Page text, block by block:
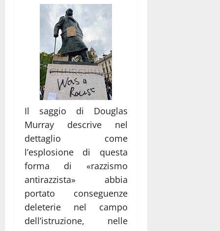
Il saggio di Douglas
Murray descrive nel
dettaglio come
l’esplosione di questa
forma di «razzismo
antirazzista» abbia
portato conseguenze
deleterie nel campo
dell’istruzione, nelle